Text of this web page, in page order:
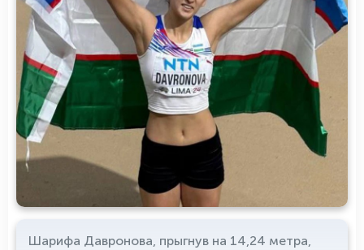
Шарифа Давронова, прыгнув на 14,24 метра,